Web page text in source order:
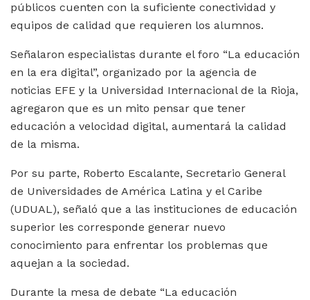
públicos cuenten con la suficiente conectividad y
equipos de calidad que requieren los alumnos.
Señalaron especialistas durante el foro “La educación
en la era digital”, organizado por la agencia de
noticias EFE y la Universidad Internacional de la Rioja,
agregaron que es un mito pensar que tener
educación a velocidad digital, aumentará la calidad
de la misma.
Por su parte, Roberto Escalante, Secretario General
de Universidades de América Latina y el Caribe
(UDUAL), señaló que a las instituciones de educación
superior les corresponde generar nuevo
conocimiento para enfrentar los problemas que
aquejan a la sociedad.
Durante la mesa de debate “La educación